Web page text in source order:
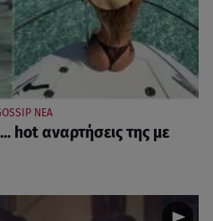
ΝΕΑ
hot αναρτήσεις της με